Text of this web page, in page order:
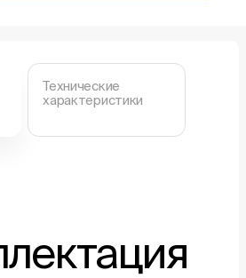
Технические
характеристики